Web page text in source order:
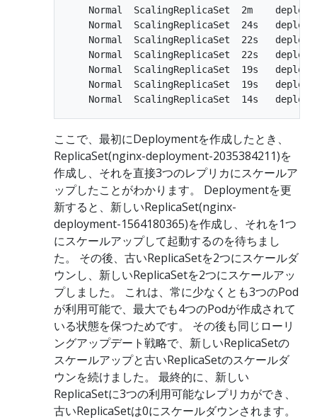
Normal  ScalingReplicaSet  2m
Normal  ScalingReplicaSet  24s
Normal  ScalingReplicaSet  22s
Normal  ScalingReplicaSet  22s
Normal  ScalingReplicaSet  19s
Normal  ScalingReplicaSet  19s
ここで、最初にDeploymentを作成したとき、
ReplicaSet(nginx-deployment-2035384211)を
作成し、それを直接3つのレプリカにスケールア
ップしたことがわかります。 Deploymentを更
新すると、新しいReplicaSet(nginx-
deployment-1564180365)を作成し、それを1つ
にスケールアップして起動するのを待ちまし
た。 その後、古いReplicaSetを2つにスケールダ
ウンし、新しいReplicaSetを2つにスケールアッ
プしました。 これは、常に少なくとも3つのPod
が利用可能で、最大でも4つのPodが作成されて
いる状態を保つためです。 その後も同じローリ
ングアップデート戦略で、新しいReplicaSetの
スケールアップと古いReplicaSetのスケールダ
ウンを続けました。 最終的に、新しい
ReplicaSetに3つの利用可能なレプリカができ、
古いReplicaSetは0にスケールダウンされます。